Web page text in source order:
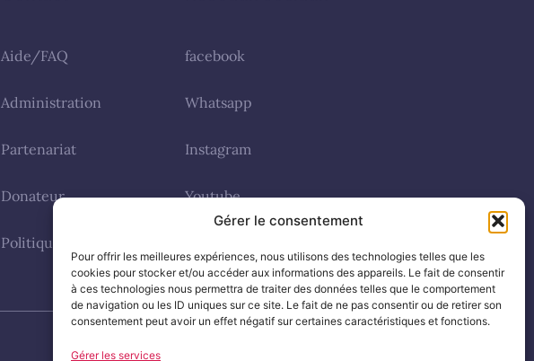
Gérer le consentement
Pour offrir les meilleures expériences, nous utilisons des technologies telles que les
cookies pour stocker et/ou accéder aux informations des appareils. Le fait de consentir
à ces technologies nous permettra de traiter des données telles que le comportement
de navigation ou les ID uniques sur ce site. Le fait de ne pas consentir ou de retirer son
consentement peut avoir un effet négatif sur certaines caractéristiques et fonctions.
Gérer les services
Aide/FAQ
Administration
Partenariat
Donateur
Politique de cookies (UE)
facebook
Whatsapp
Instagram
Youtube